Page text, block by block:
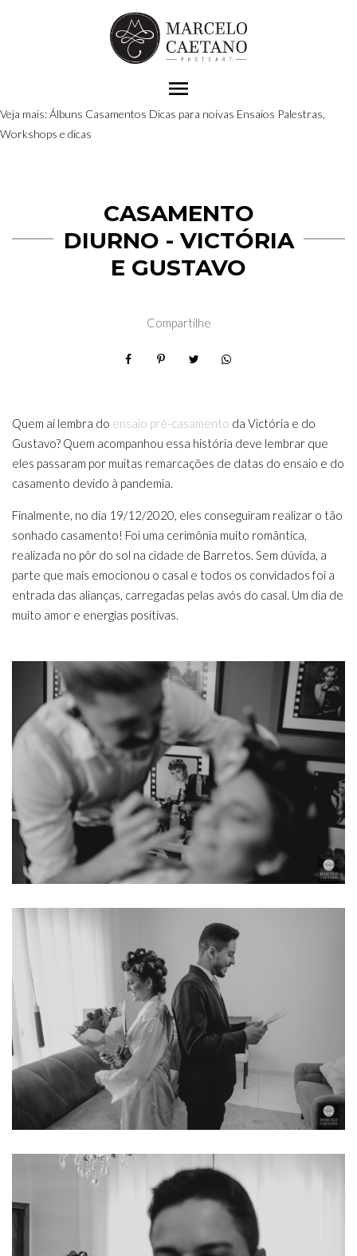
menu
Veja mais:Álbuns Casamentos Dicas para noivas Ensaios Palestras,
Workshops e dicas
CASAMENTO
DIURNO - VICTÓRIA
E GUSTAVO
Compartilhe
Quem aí lembra do ensaio pré-casamento da Victória e do
Gustavo? Quem acompanhou essa história deve lembrar que
eles passaram por muitas remarcações de datas do ensaio e do
casamento devido à pandemia.
Finalmente, no dia 19/12/2020, eles conseguiram realizar o tão
sonhado casamento! Foi uma cerimônia muito romântica,
realizada no pôr do sol na cidade de Barretos. Sem dúvida, a
parte que mais emocionou o casal e todos os convidados foi a
entrada das alianças, carregadas pelas avós do casal. Um dia de
muito amor e energias positivas.